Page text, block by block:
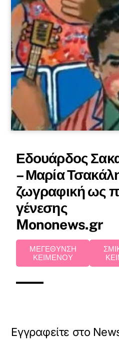
Εδουάρδος
– Μαρία
ζωγραφική ως
Mononews.gr
ΜΕΓΕΘΥΝΣΗ
ΚΕΙΜΕΝΟΥ
Εγγραφείτε στο